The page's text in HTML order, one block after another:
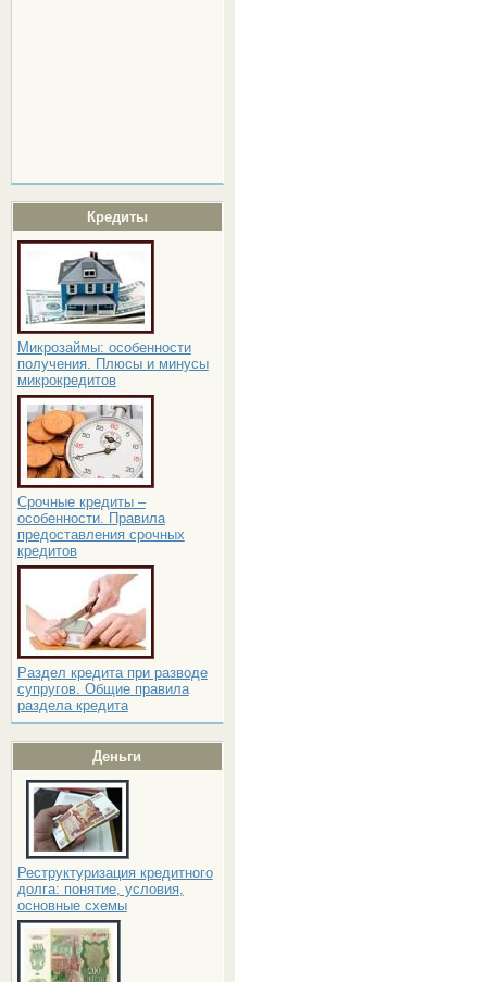
Кредиты
Микрозаймы: особенности
получения. Плюсы и минусы
микрокредитов
Срочные кредиты –
особенности. Правила
предоставления срочных
кредитов
Раздел кредита при разводе
супругов. Общие правила
раздела кредита
Деньги
Реструктуризация кредитного
долга: понятие, условия,
основные схемы